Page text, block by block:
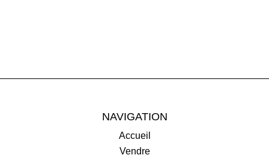
NAVIGATION
Accueil
Vendre